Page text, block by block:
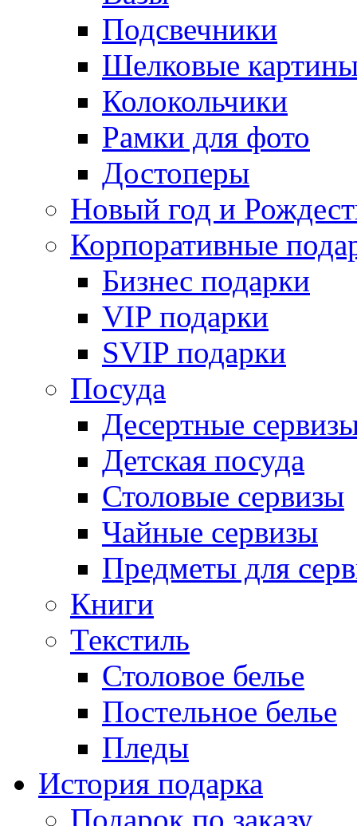
Подсвечники
Шелковые
Колокольчики
Рамки для фото
Достоперы
Новый год и
Корпоративные
Бизнес подарки
VIP подарки
SVIP подарки
Посуда
Десертные
Детская посуда
Столовые сервизы
Чайные сервизы
Предметы для
Книги
Текстиль
Столовое белье
Постельное белье
Пледы
История подарка